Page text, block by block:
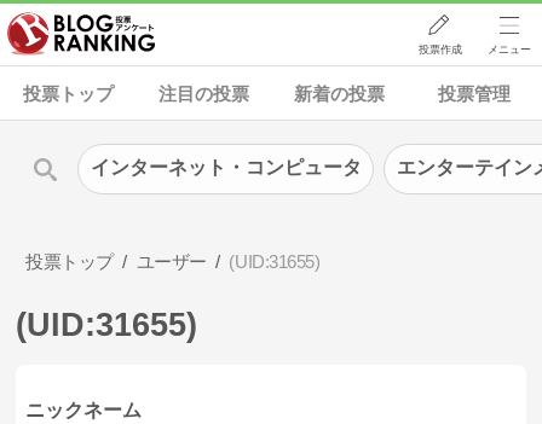
投票作成 メニュー
投票トップ 注目の投票 新着の投票 投票管理
投票トップ ユーザー (UID:31655)
(UID:31655)
ニックネーム
インターネット・コンピュータ エンターテイン